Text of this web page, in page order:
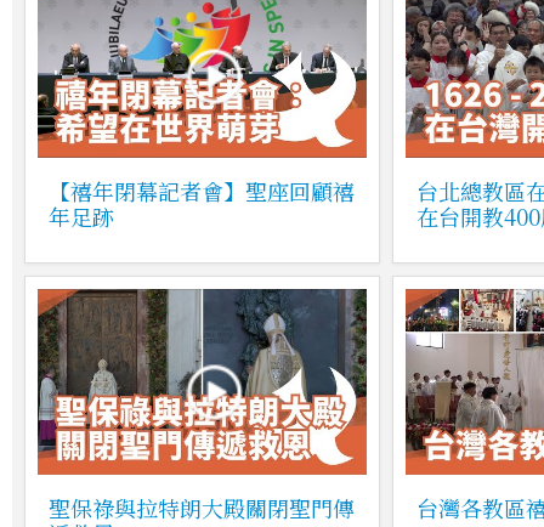
【禧年閉幕記者會】聖座回顧禧
年足跡
台北總教區
在台開教
聖保祿與拉特朗大殿關閉聖門傳
台灣各教區